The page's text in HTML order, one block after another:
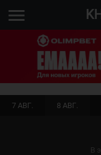
menu
7 АВГ. 8 АВГ.
В